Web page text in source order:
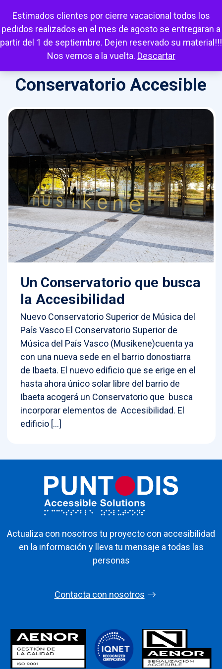
Estimados clientes por cierre vacacional todos los
pedidos realizados en el mes de agosto se entregaran a
partir del 1 de septiembre. Dejen reservado su material!!!
Nos vemos a la vuelta. Descartar
Mi cuenta Carrito Favoritos Escuchar
Conservatorio Accesible
Un Conservatorio que busca
la Accesibilidad
Nuevo Conservatorio Superior de Música del
País Vasco El Conservatorio Superior de
Música del País Vasco (Musikene)cuenta ya
con una nueva sede en el barrio donostiarra
de Ibaeta. El nuevo edificio que se erige en el
hasta ahora único solar libre del barrio de
Ibaeta acogerá un Conservatorio que busca
incorporar elementos de Accesibilidad. El
edificio […]
Actualiza con nosotros tu proyecto con accesibilidad
en la información y lleva tu mensaje a todas las
personas
Contacta con nosotros